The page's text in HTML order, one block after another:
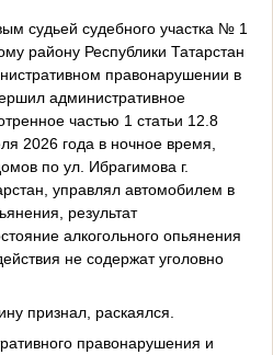
судьей судебного участка № 1
району Республики Татарстан
правонарушении в
административное
частью 1 статьи 12.8
2026 года в ночное время,
по ул. Ибрагимова г.
управлял автомобилем в
результат
алкогольного опьянения
не содержат уголовно
признал, раскаялся.
правонарушения и